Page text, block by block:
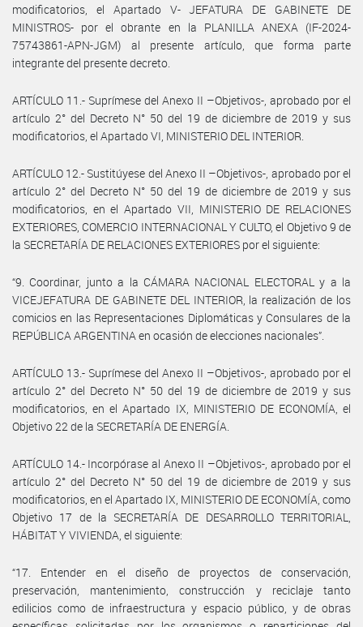
modificatorios, el Apartado V- JEFATURA DE GABINETE DE
MINISTROS- por el obrante en la PLANILLA ANEXA (IF-2024-
75743861-APN-JGM) al presente artículo, que forma parte
integrante del presente decreto.
ARTÍCULO 11.- Suprímese del Anexo II –Objetivos-, aprobado por el
artículo 2° del Decreto N° 50 del 19 de diciembre de 2019 y sus
modificatorios, el Apartado VI, MINISTERIO DEL INTERIOR.
ARTÍCULO 12.- Sustitúyese del Anexo II –Objetivos-, aprobado por el
artículo 2° del Decreto N° 50 del 19 de diciembre de 2019 y sus
modificatorios, en el Apartado VII, MINISTERIO DE RELACIONES
EXTERIORES, COMERCIO INTERNACIONAL Y CULTO, el Objetivo 9 de
la SECRETARÍA DE RELACIONES EXTERIORES por el siguiente:
“9. Coordinar, junto a la CÁMARA NACIONAL ELECTORAL y a la
VICEJEFATURA DE GABINETE DEL INTERIOR, la realización de los
comicios en las Representaciones Diplomáticas y Consulares de la
REPÚBLICA ARGENTINA en ocasión de elecciones nacionales”.
ARTÍCULO 13.- Suprímese del Anexo II –Objetivos-, aprobado por el
artículo 2° del Decreto N° 50 del 19 de diciembre de 2019 y sus
modificatorios, en el Apartado IX, MINISTERIO DE ECONOMÍA, el
Objetivo 22 de la SECRETARÍA DE ENERGÍA.
ARTÍCULO 14.- Incorpórase al Anexo II –Objetivos-, aprobado por el
artículo 2° del Decreto N° 50 del 19 de diciembre de 2019 y sus
modificatorios, en el Apartado IX, MINISTERIO DE ECONOMÍA, como
Objetivo 17 de la SECRETARÍA DE DESARROLLO TERRITORIAL,
HÁBITAT Y VIVIENDA, el siguiente:
“17. Entender en el diseño de proyectos de conservación,
preservación, mantenimiento, construcción y reciclaje tanto
edilicios como de infraestructura y espacio público, y de obras